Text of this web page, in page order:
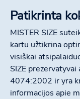
Patikrinta
MISTER SIZE
kartu užtikrina
visiškai
SIZE
4074:2002 ir yra
informacijos apie